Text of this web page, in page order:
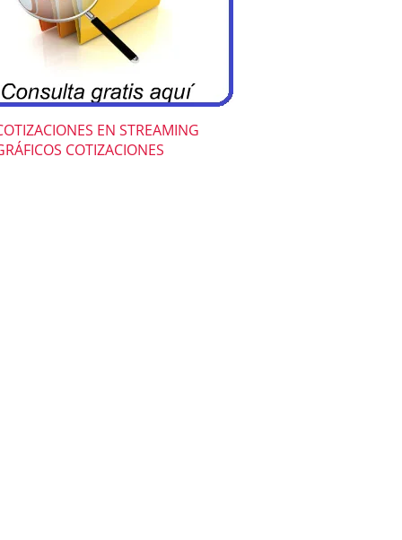
EN STREAMING
COTIZACIONES